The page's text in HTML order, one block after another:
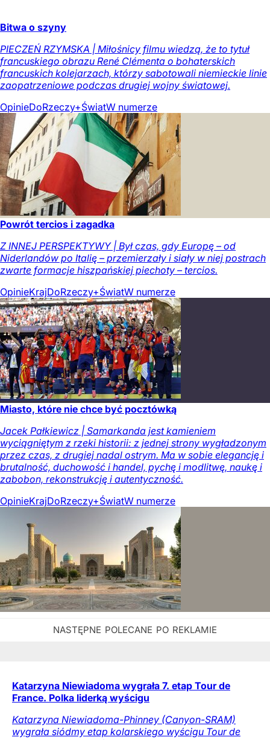
Bitwa o szyny
PIECZEŃ RZYMSKA | Miłośnicy filmu wiedzą, że to tytuł
francuskiego obrazu René Clémenta o bohaterskich
francuskich kolejarzach, którzy sabotowali niemieckie linie
zaopatrzeniowe podczas drugiej wojny światowej.
OpinieDoRzeczy+ŚwiatW numerze
Powrót tercios i zagadka
Z INNEJ PERSPEKTYWY | Był czas, gdy Europę – od
Niderlandów po Italię – przemierzały i siały w niej postrach
zwarte formacje hiszpańskiej piechoty – tercios.
OpinieKrajDoRzeczy+ŚwiatW numerze
Miasto, które nie chce być pocztówką
Jacek Pałkiewicz | Samarkanda jest kamieniem
wyciągniętym z rzeki historii: z jednej strony wygładzonym
przez czas, z drugiej nadal ostrym. Ma w sobie elegancję i
brutalność, duchowość i handel, pychę i modlitwę, naukę i
zabobon, rekonstrukcję i autentyczność.
OpinieKrajDoRzeczy+ŚwiatW numerze
Katarzyna Niewiadoma wygrała 7. etap Tour de
France. Polka liderką wyścigu
Katarzyna Niewiadoma-Phinney (Canyon-SRAM)
wygrała siódmy etap kolarskiego wyścigu Tour de